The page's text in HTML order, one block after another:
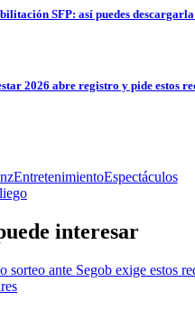
SFP: así puedes
2026 abre registro y pide estos
EntretenimientoEspectáculos
interesar